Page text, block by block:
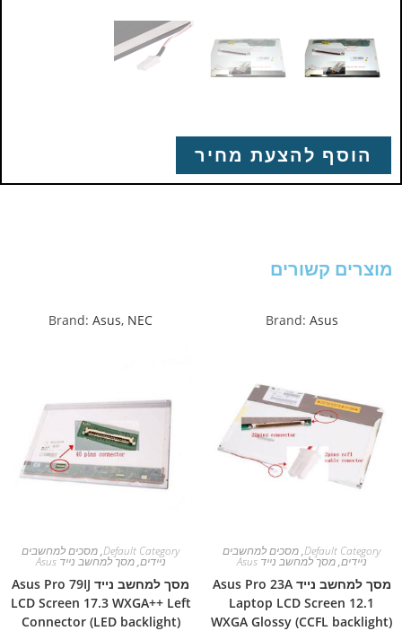
הוסף להצעת מחיר
מוצרים קשורים
Brand: Asus
Default Category
,מסכים למחשבים
ניידים,מסך למחשב נייד Asus
מסך למחשב נייד Asus Pro 23A
Laptop LCD Screen 12.1
WXGA Glossy (CCFL backlight)
Brand: Asus, NEC
Default Category
,מסכים למחשבים
ניידים,מסך למחשב נייד Asus
מסך למחשב נייד Asus Pro 79IJ
LCD Screen 17.3 WXGA++ Left
Connector (LED backlight)